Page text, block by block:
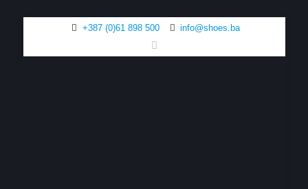
+387 (0)61 898 500 info@shoes.ba